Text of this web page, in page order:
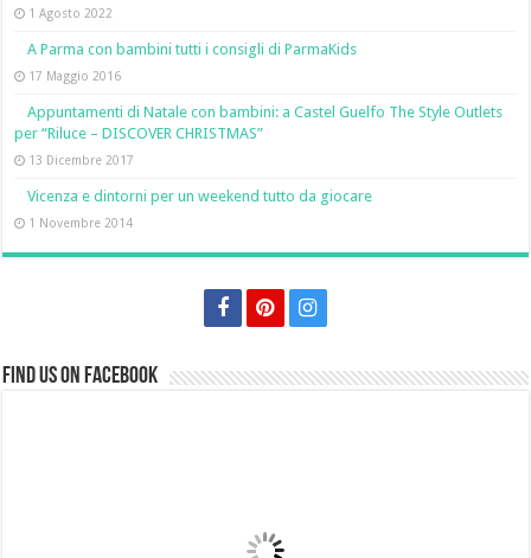
1 Agosto 2022
A Parma con bambini tutti i consigli di ParmaKids
17 Maggio 2016
Appuntamenti di Natale con bambini: a Castel Guelfo The Style Outlets
per “Riluce – DISCOVER CHRISTMAS”
13 Dicembre 2017
Vicenza e dintorni per un weekend tutto da giocare
1 Novembre 2014
Find us on Facebook